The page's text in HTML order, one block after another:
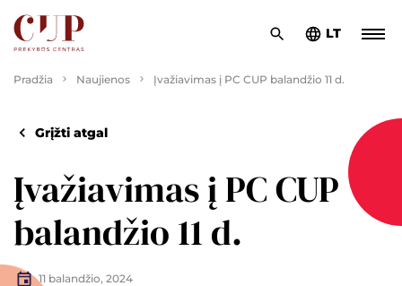
LT
Pradžia Naujienos Įvažiavimas į PC CUP balandžio 11 d.
Grįžti atgal
Įvažiavimas į PC CUP
balandžio 11 d.
11 balandžio, 2024